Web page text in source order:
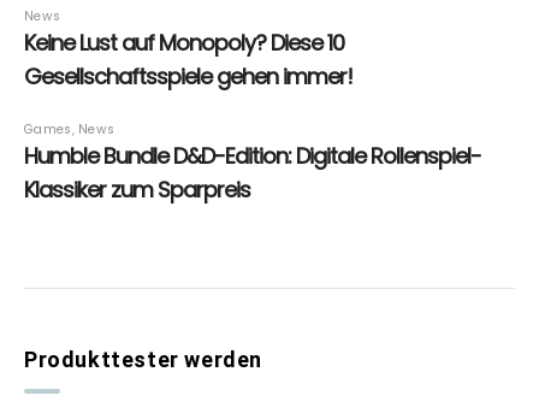
Produkttester werden